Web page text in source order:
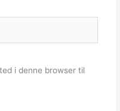
i denne browser til